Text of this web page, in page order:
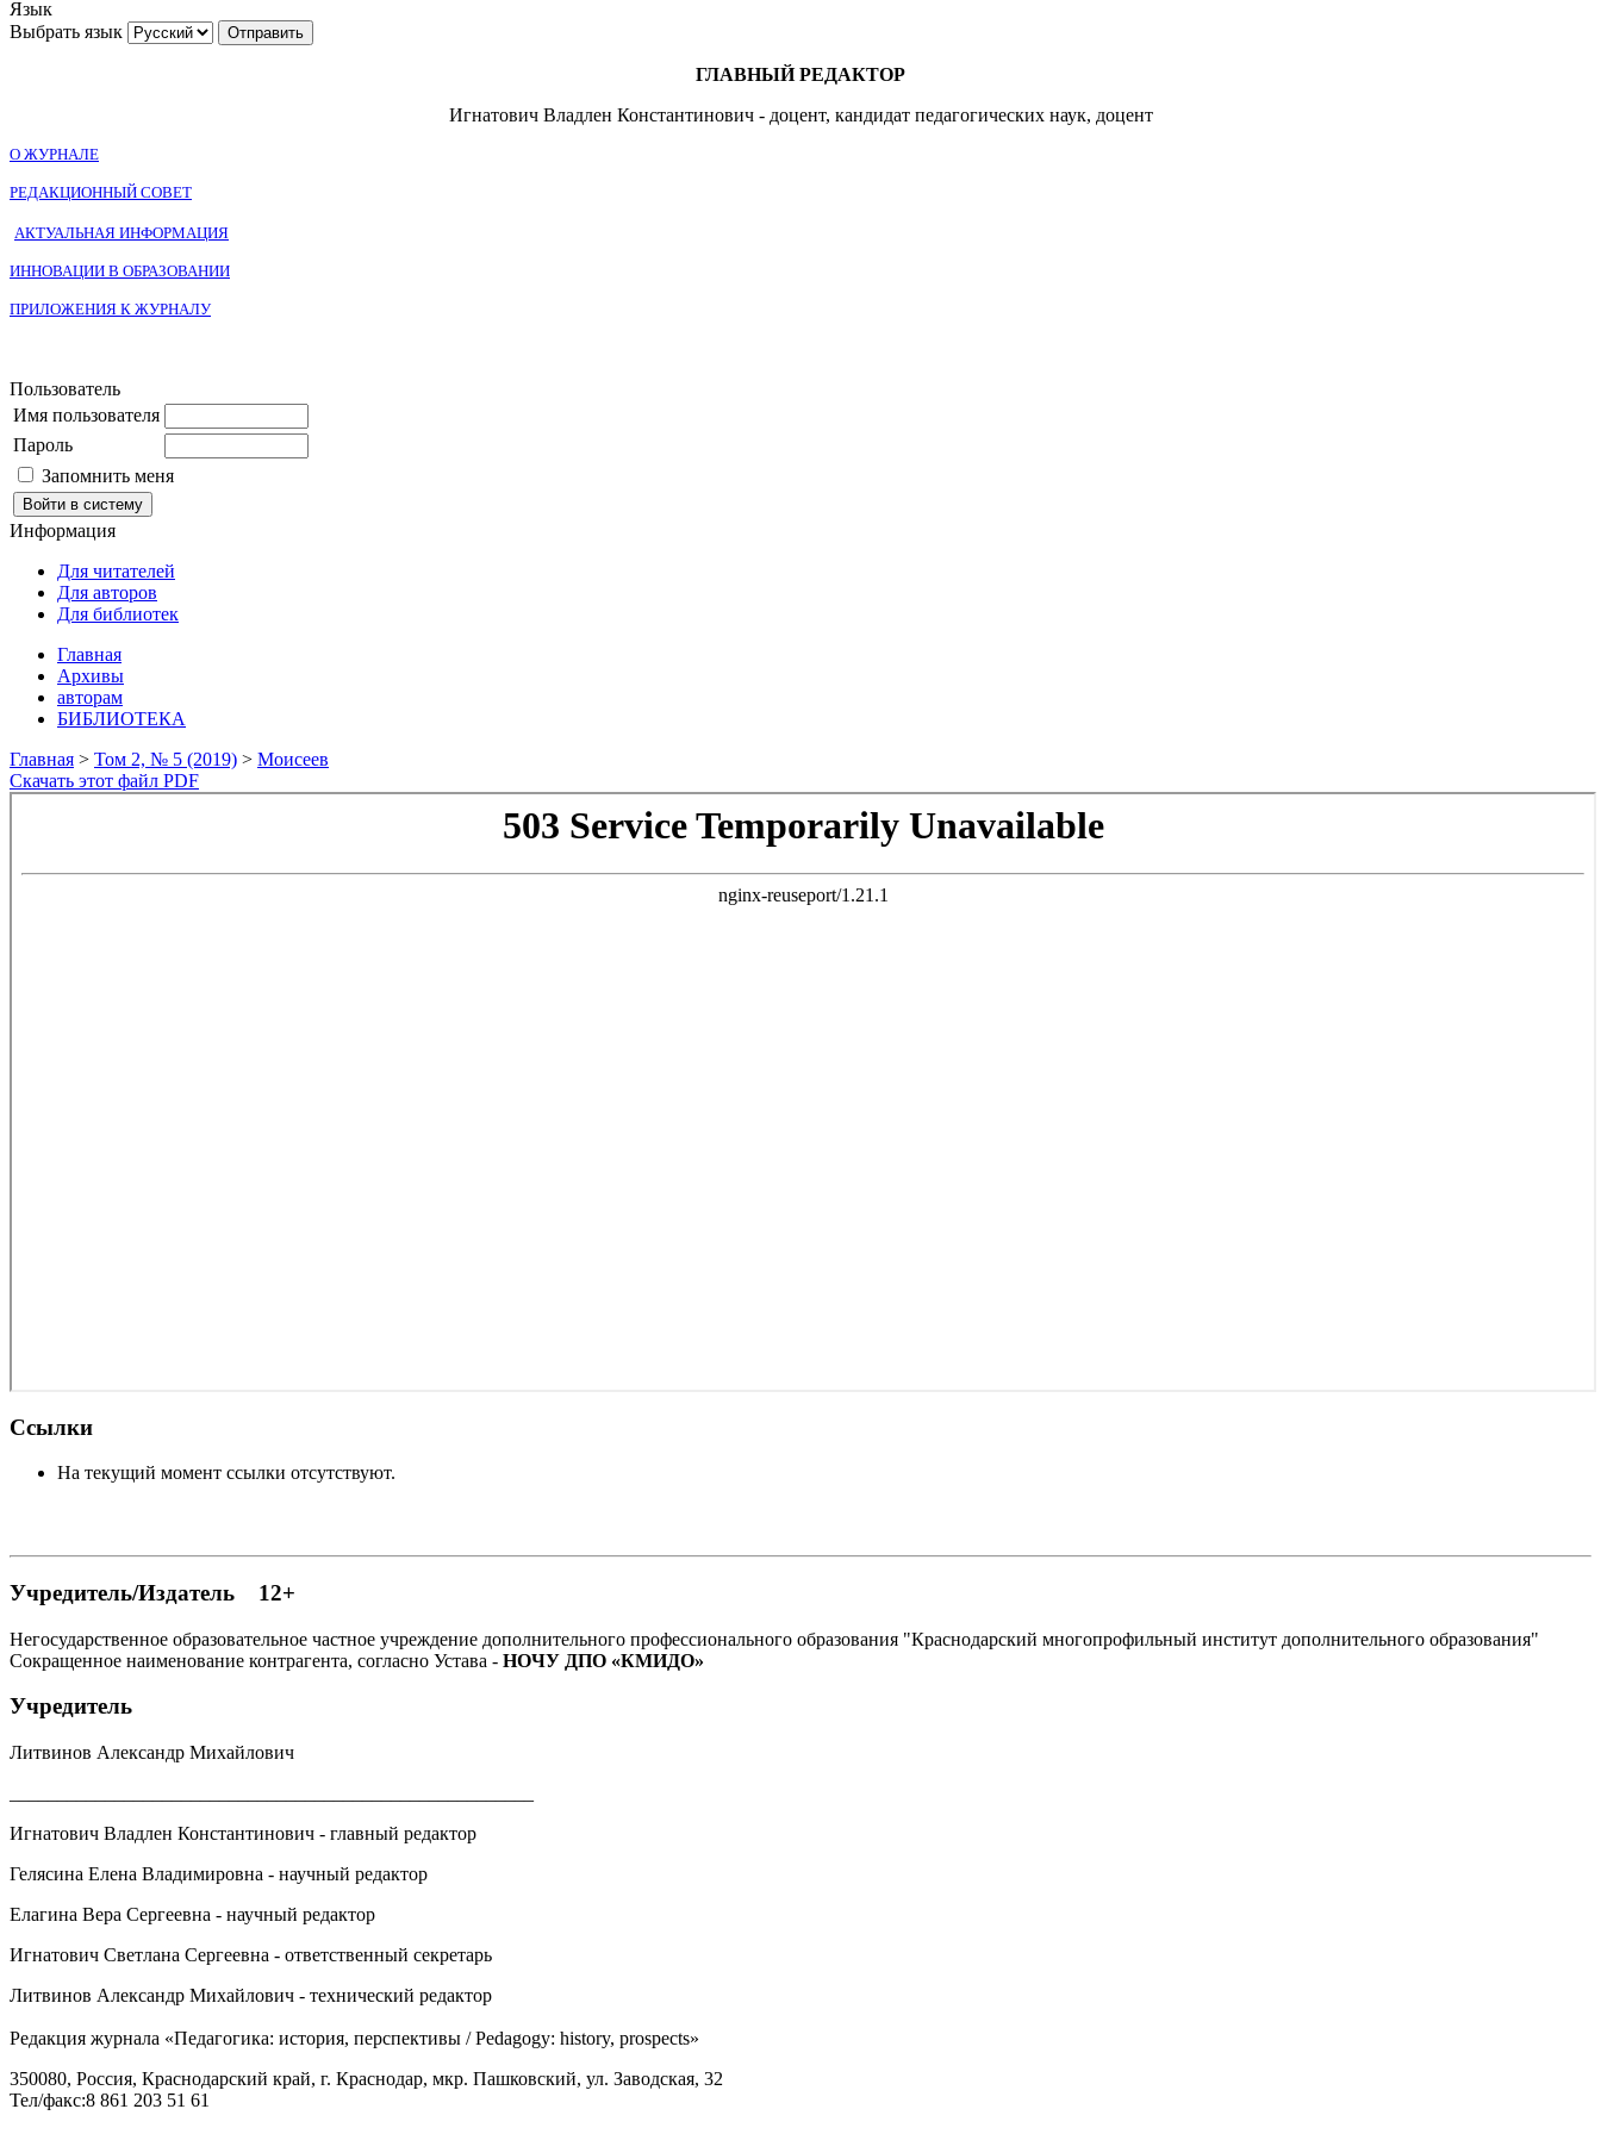
Язык
Выбрать язык
ГЛАВНЫЙ РЕДАКТОР
Игнатович Владлен Константинович - доцент, кандидат педагогических наук, доцент
О ЖУРНАЛЕ
РЕДАКЦИОННЫЙ СОВЕТ
АКТУАЛЬНАЯ ИНФОРМАЦИЯ
ИННОВАЦИИ В ОБРАЗОВАНИИ
ПРИЛОЖЕНИЯ К ЖУРНАЛУ
Пользователь
Имя пользователя
Пароль
Запомнить меня
Информация
Для читателей
Для авторов
Для библиотек
Главная
Архивы
авторам
БИБЛИОТЕКА
Главная > Том 2, № 5 (2019) > Моисеев
Скачать этот файл PDF
Ссылки
На текущий момент ссылки отсутствуют.
Учредитель/Издатель 12+
Негосударственное образовательное частное учреждение дополнительного профессионального образования "Краснодарский многопрофильный институт дополнительного образования"
Сокращенное наименование контрагента, согласно Устава - НОЧУ ДПО «КМИДО»
Учредитель
Литвинов Александр Михайлович
Игнатович Владлен Константинович - главный редактор
Гелясина Елена Владимировна - научный редактор
Елагина Вера Сергеевна - научный редактор
Игнатович Светлана Сергеевна - ответственный секретарь
Литвинов Александр Михайлович - технический редактор
Редакция журнала «Педагогика: история, перспективы / Pedagogу: history, prospects»
350080, Россия, Краснодарский край, г. Краснодар, мкр. Пашковский, ул. Заводская, 32
Тел/факс:8 861 203 51 61